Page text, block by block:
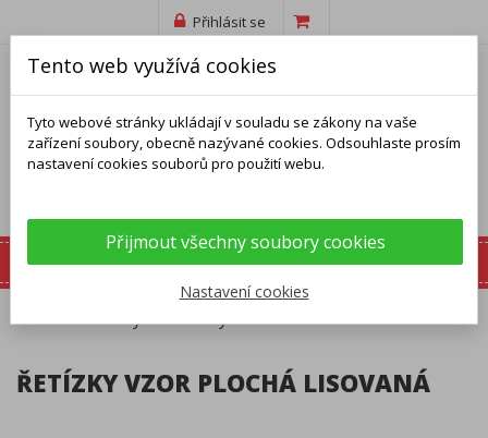
Přihlásit se
Domů Řetízky Řetízky vzor Plochá lisovaná
ŘETÍZKY VZOR PLOCHÁ LISOVANÁ
Tento web využívá cookies
Tyto webové stránky ukládají v souladu se zákony na vaše
zařízení soubory, obecně nazývané cookies. Odsouhlaste prosím
nastavení cookies souborů pro použití webu.
Přijmout všechny soubory cookies
Nastavení cookies